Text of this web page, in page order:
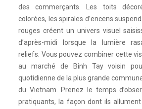
des commerçants. Les toits
colorées, les spirales d’encens
rouges créent un univers visuel
d’après-midi lorsque la lumière
reliefs. Vous pouvez combiner cette
au marché de Binh Tay voisin
quotidienne de la plus grande
du Vietnam. Prenez le temps
pratiquants, la façon dont ils allument